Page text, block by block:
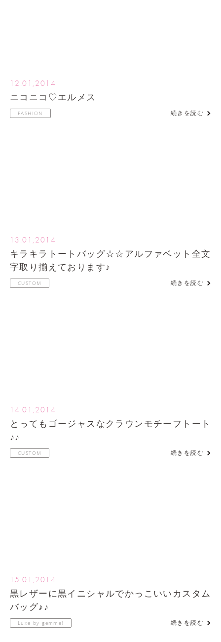
12.01,2014
ニコニコ♡エルメス
FASHION 続きを読む
13.01,2014
キラキラトートバッグ☆☆アルファベット全文
字取り揃えております♪
CUSTOM 続きを読む
14.01,2014
とってもゴージャスなクラウンモチーフトート
♪♪
CUSTOM 続きを読む
15.01,2014
黒レザーに黒イニシャルでかっこいいカスタム
バッグ♪♪
Luxe by gemme! 続きを読む